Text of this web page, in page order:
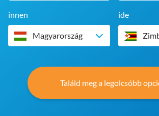
innen
Magyarország
ide
Találd meg a legolcsóbb